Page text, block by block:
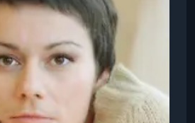
и опытных графических